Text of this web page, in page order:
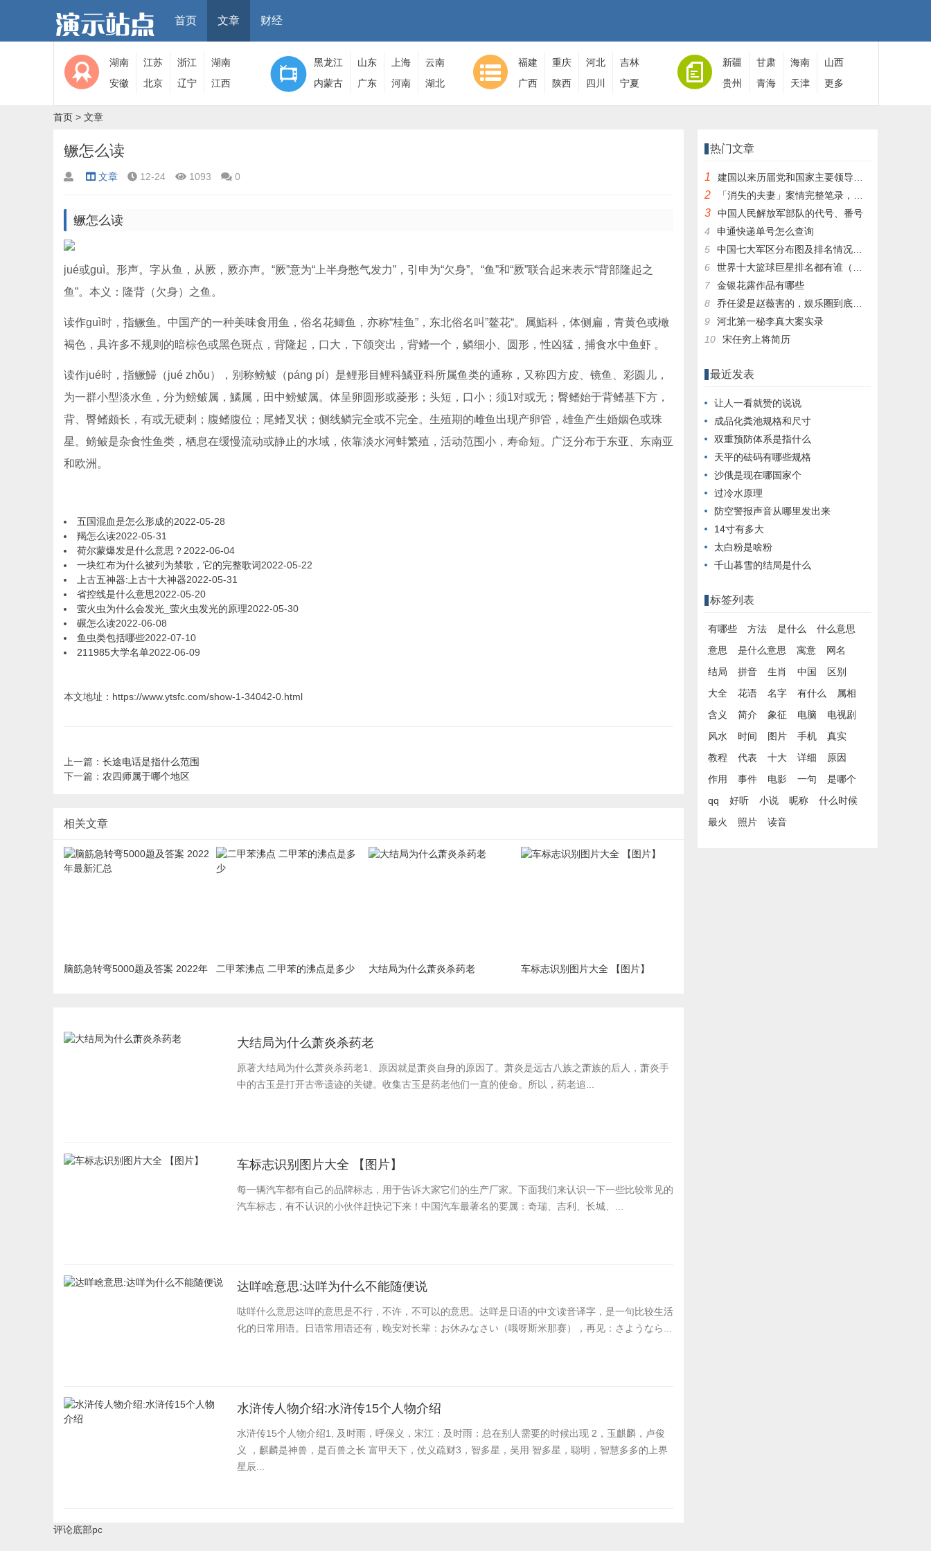
首页 文章 财经
湖南 江苏 浙江
湖南
安徽
北京 辽宁 江西
黑龙江 山东 上海
云南
内蒙古
广东 河南 湖北
福建 重庆 河北
吉林
广西
陕西 四川 宁夏
新疆 甘肃 海南
山西
贵州
青海 天津 更多
首页 > 文章
鳜怎么读
文章 12-24 1093 0
鳜怎么读
jué或guì。形声。字从鱼，从厥，厥亦声。“厥”意为“上半身憋气发力”，引申为“欠身”。“鱼”和“厥”联合起来表示“背部隆起之
鱼”。本义：隆背（欠身）之鱼。
读作guì时，指鳜鱼。中国产的一种美味食用鱼，俗名花鲫鱼，亦称“桂鱼”，东北俗名叫”鳌花“。属鮨科，体侧扁，青黄色或橄
褐色，具许多不规则的暗棕色或黑色斑点，背隆起，口大，下颌突出，背鳍一个，鳞细小、圆形，性凶猛，捕食水中鱼虾 。
读作jué时，指鳜鯞（jué zhǒu），别称鳑鲏（pánɡ pí）是鲤形目鲤科鱊亚科所属鱼类的通称，又称四方皮、镜鱼、彩圆儿，
为一群小型淡水鱼，分为鳑鲏属，鱊属，田中鳑鲏属。体呈卵圆形或菱形；头短，口小；须1对或无；臀鳍始于背鳍基下方，
背、臀鳍颇长，有或无硬刺；腹鳍腹位；尾鳍叉状；侧线鳞完全或不完全。生殖期的雌鱼出现产卵管，雄鱼产生婚姻色或珠
星。鳑鲏是杂食性鱼类，栖息在缓慢流动或静止的水域，依靠淡水河蚌繁殖，活动范围小，寿命短。广泛分布于东亚、东南亚
和欧洲。
五国混血是怎么形成的2022-05-28
羯怎么读2022-05-31
荷尔蒙爆发是什么意思？ 2022-06-04
一块红布为什么被列为禁歌，它的完整歌词2022-05-22
上古五神器:上古十大神器2022-05-31
省控线是什么意思2022-05-20
萤火虫为什么会发光_萤火虫发光的原理2022-05-30
碾怎么读2022-06-08
鱼虫类包括哪些2022-07-10
211985大学名单2022-06-09
本文地址：https://www.ytsfc.com/show-1-34042-0.html
上一篇： 长途电话是指什么范围
下一篇： 农四师属于哪个地区
相关文章
脑筋急转弯5000题及答案 2022年
二甲苯沸点 二甲苯的沸点是多少 大结局为什么萧炎杀药老 车标志识别图片大全 【图片】
大结局为什么萧炎杀药老
原著大结局为什么萧炎杀药老​1、原因就是萧炎自身的原因了。萧炎是远古八族之萧族的后人，萧炎手
中的古玉是打开古帝遗迹的关键。收集古玉是药老他们一直的使命。所以，药老追...
车标志识别图片大全 【图片】
每一辆汽车都有自己的品牌标志，用于告诉大家它们的生产厂家。下面我们来认识一下一些比较常见的
汽车标志，有不认识的小伙伴赶快记下来！中国汽车最著名的要属：奇瑞、吉利、长城、...
达咩啥意思:达咩为什么不能随便说
哒咩什么意思达咩的意思是不行，不许，不可以的意思。达咩是日语的中文读音译字，是一句比较生活
化的日常用语。日语常用语还有，晚安对长辈：お休みなさい（哦呀斯米那赛），再见：さようなら...
水浒传人物介绍:水浒传15个人物介绍
水浒传15个人物介绍1, 及时雨，呼保义，宋江：及时雨：总在别人需要的时候出现 2，玉麒麟，卢俊
义 ，麒麟是神兽，是百兽之长 富甲天下，仗义疏财3，智多星，吴用 智多星，聪明，智慧多多的上界
星辰...
评论底部pc
热门文章
1 建国以来历届党和国家主要领导人全名单
2 「消失的夫妻」案情完整笔录，凶手灭绝人性！|杀人狂魔004
3
中国人民解放军部队的代号、番号
4
申通快递单号怎么查询
5
中国七大军区分布图及排名情况详细解读！
6
世界十大篮球巨星排名都有谁（篮球排行榜前十名）
7
金银花露作品有哪些
8
乔任梁是赵薇害的，娱乐圈到底有多乱，昔日往事一件一件都被扒出，你是怎么
9
河北第一秘李真大案实录
10
宋任穷上将简历
最近发表
让人一看就赞的说说
成品化粪池规格和尺寸
双重预防体系是指什么
天平的砝码有哪些规格
沙俄是现在哪国家个
过冷水原理
防空警报声音从哪里发出来
14寸有多大
太白粉是啥粉
千山暮雪的结局是什么
标签列表
有哪些 方法 是什么
什么意思
意思
是什么意思 寓意
网名
结局
拼音 生肖 中国
区别
大全
花语 名字 有什么
属相
含义
简介 象征 电脑
电视剧
风水
时间 图片 手机
真实
教程
代表 十大 详细
原因
作用
事件 电影 一句
是哪个
qq
好听 小说 昵称
什么时候
最火
照片 读音